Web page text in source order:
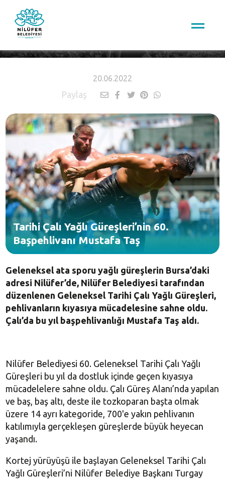
20.06.2022
Paylaş
Tarihi Çalı Yağlı Güreşleri’nin 60.
Başpehlivanı Mustafa Taş
Geleneksel ata sporu yağlı güreşlerin Bursa’daki
adresi Nilüfer’de, Nilüfer Belediyesi tarafından
düzenlenen Geleneksel Tarihi Çalı Yağlı Güreşleri,
pehlivanların kıyasıya mücadelesine sahne oldu.
Çalı’da bu yıl başpehlivanlığı Mustafa Taş aldı.
Nilüfer Belediyesi 60. Geleneksel Tarihi Çalı Yağlı
Güreşleri bu yıl da dostluk içinde geçen kıyasıya
mücadelelere sahne oldu. Çalı Güreş Alanı’nda yapılan
ve baş, baş altı, deste ile tozkoparan başta olmak
üzere 14 ayrı kategoride, 700'e yakın pehlivanın
katılımıyla gerçekleşen güreşlerde büyük heyecan
yaşandı.
Kortej yürüyüşü ile başlayan Geleneksel Tarihi Çalı
Yağlı Güreşleri’ni Nilüfer Belediye Başkanı Turgay